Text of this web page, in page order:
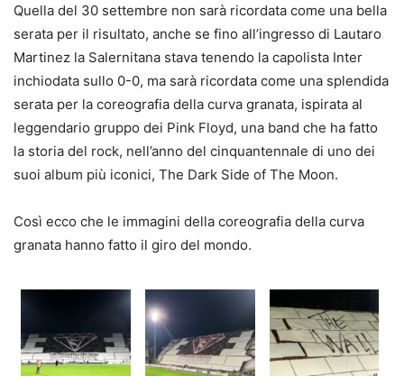
Quella del 30 settembre non sarà ricordata come una bella
serata per il risultato, anche se fino all’ingresso di Lautaro
Martinez la Salernitana stava tenendo la capolista Inter
inchiodata sullo 0-0, ma sarà ricordata come una splendida
serata per la coreografia della curva granata, ispirata al
leggendario gruppo dei Pink Floyd, una band che ha fatto
la storia del rock, nell’anno del cinquantennale di uno dei
suoi album più iconici, The Dark Side of The Moon.
Così ecco che le immagini della coreografia della curva
granata hanno fatto il giro del mondo.